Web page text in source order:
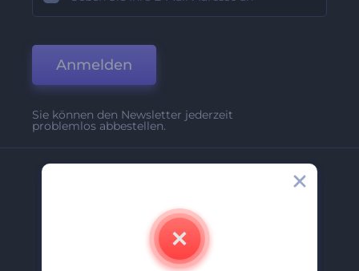
Anmelden
Sie können den Newsletter jederzeit
problemlos abbestellen.